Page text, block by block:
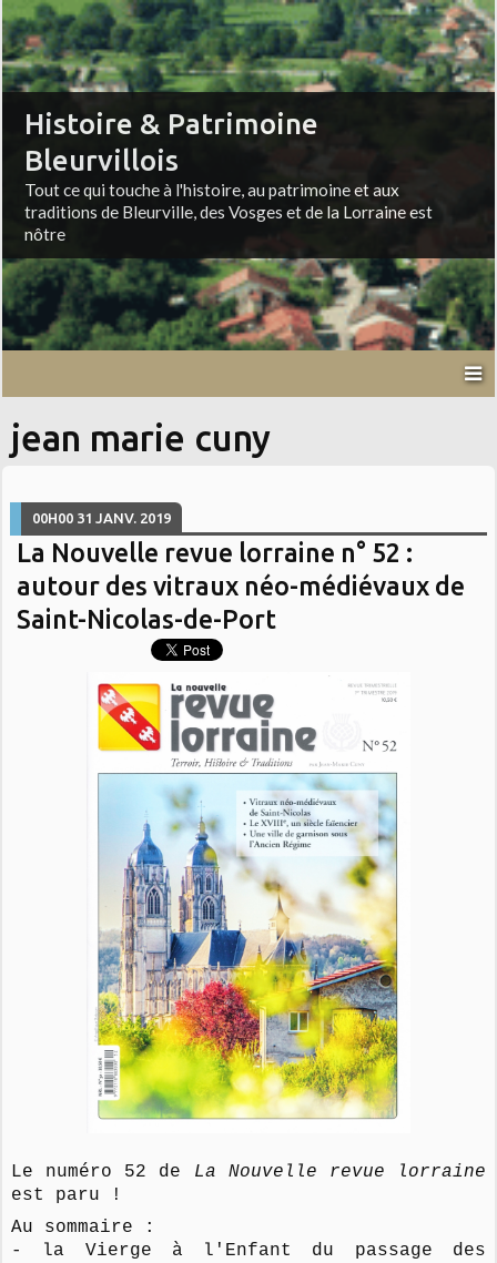
Histoire & Patrimoine
Bleurvillois
Tout ce qui touche à l'histoire, au patrimoine et aux
traditions de Bleurville, des Vosges et de la Lorraine est
nôtre
jean marie cuny
00H00 31 JANV. 2019
La Nouvelle revue lorraine n° 52 :
autour des vitraux néo-médiévaux de
Saint-Nicolas-de-Port
Le numéro 52 de La Nouvelle revue lorraine
est paru !
Au sommaire :
- la Vierge à l'Enfant du passage des